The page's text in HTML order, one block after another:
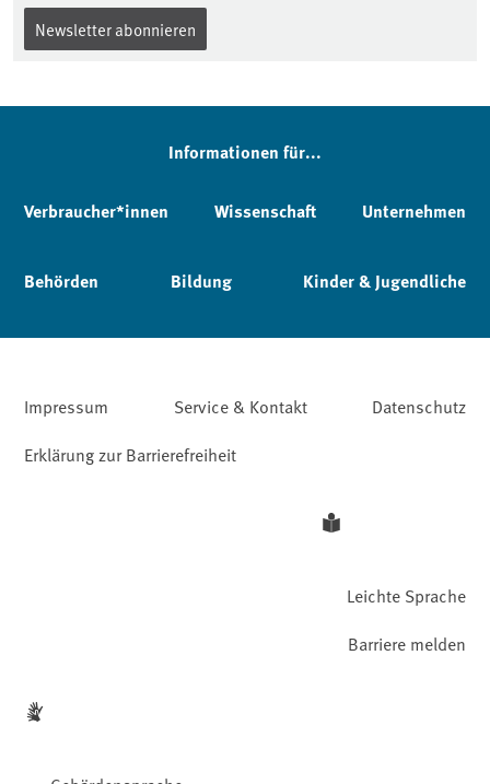
Newsletter abonnieren
Informationen für...
Verbraucher*innen Wissenschaft Unternehmen
Behörden Bildung Kinder & Jugendliche
Impressum Service & Kontakt
Datenschutz
Erklärung zur Barrierefreiheit
Leichte Sprache
Barriere melden